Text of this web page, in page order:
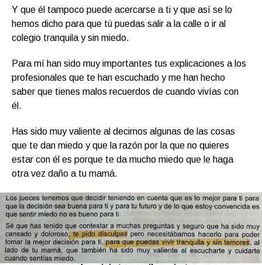
Y que él tampoco puede acercarse a ti y que así se lo
hemos dicho para que tú puedas salir a la calle o ir al
colegio tranquila y sin miedo.
Para mí han sido muy importantes tus explicaciones a los
profesionales que te han escuchado y me han hecho
saber que tienes malos recuerdos de cuando vivías con
él.
Has sido muy valiente al decirnos algunas de las cosas
que te dan miedo y que la razón por la que no quieres
estar con él es porque te da mucho miedo que le haga
otra vez daño a tu mamá.